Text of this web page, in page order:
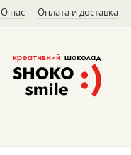
О нас Оплата и доставка